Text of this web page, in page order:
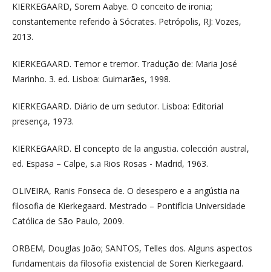
KIERKEGAARD, Sorem Aabye. O conceito de ironia;
constantemente referido à Sócrates. Petrópolis, RJ: Vozes,
2013.
KIERKEGAARD. Temor e tremor. Tradução de: Maria José
Marinho. 3. ed. Lisboa: Guimarães, 1998.
KIERKEGAARD. Diário de um sedutor. Lisboa: Editorial
presença, 1973.
KIERKEGAARD. El concepto de la angustia. colección austral,
ed. Espasa – Calpe, s.a Rios Rosas - Madrid, 1963.
OLIVEIRA, Ranis Fonseca de. O desespero e a angústia na
filosofia de Kierkegaard. Mestrado – Pontifícia Universidade
Católica de São Paulo, 2009.
ORBEM, Douglas João; SANTOS, Telles dos. Alguns aspectos
fundamentais da filosofia existencial de Soren Kierkegaard.